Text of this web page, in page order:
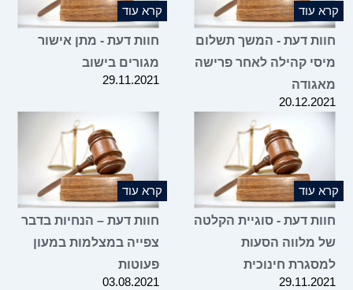
קרא עוד
חוות דעת - המשך תשלום
מיסי קהילה לאחר פרישה
מאגודה
20.12.2021
קרא עוד
חוות דעת - מתן אישור
מגורים בישוב
29.11.2021
קרא עוד
חוות דעת - סוגיית הקלטה
של מלווה הסעות
למסגרת חינוכית
29.11.2021
קרא עוד
חוות דעת – הנחיות בדבר
צפייה במצלמות במעון
פעוטות
03.08.2021